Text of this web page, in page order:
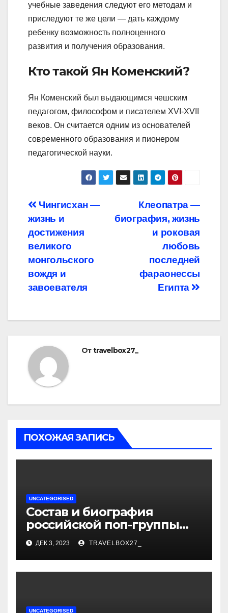
учебные заведения следуют его методам и
приследуют те же цели — дать каждому
ребенку возможность полноценного
развития и получения образования.
Кто такой Ян Коменский?
Ян Коменский был выдающимся чешским
педагогом, философом и писателем XVI-XVII
веков. Он считается одним из основателей
современного образования и пионером
педагогической науки.
Навигация
по
записям
Клеопатра —
биография, жизнь
и роковая
любовь
последней
фараонессы
Египта
Чингисхан —
жизнь и
достижения
великого
монгольского
вождя и
завоевателя
Отtravelbox27_
ПОХОЖАЯ ЗАПИСЬ
UNCATEGORISED
Состав и биография
российской поп-группы
«Иванушки интернешнл»
— история успеха, музыка
и судьбы участников
ДЕК 3, 2023 TRAVELBOX27_
UNCATEGORISED